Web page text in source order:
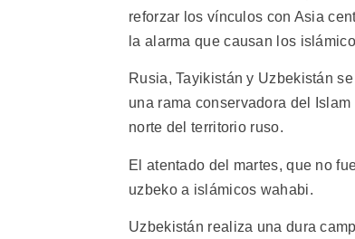
reforzar los vínculos con Asia
la alarma que causan los
Rusia, Tayikistán y Uzbekistán
una rama conservadora del
norte del territorio ruso.
El atentado del martes, que no
uzbeko a islámicos wahabi.
Uzbekistán realiza una dura